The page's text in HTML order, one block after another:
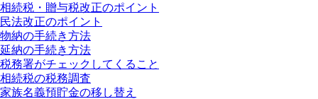
相続税・贈与税改正のポイント
民法改正のポイント
物納の手続き方法
延納の手続き方法
税務署がチェックしてくること
相続税の税務調査
家族名義預貯金の移し替え